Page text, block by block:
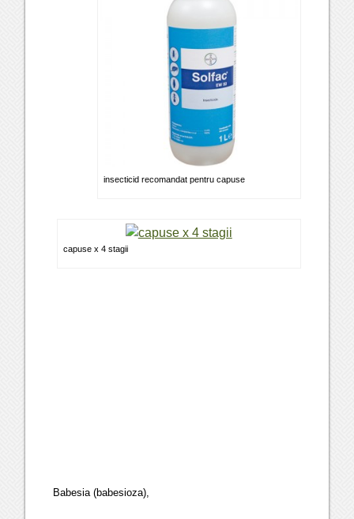
insecticid recomandat pentru capuse
capuse x 4 stagii
Babesia (babesioza),